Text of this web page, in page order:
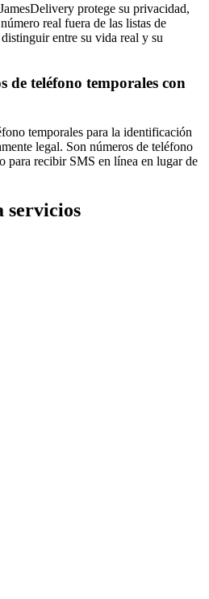
protege su privacidad,
real fuera de las listas de
entre su vida real y su
de teléfono temporales con
temporales para la identificación
legal. Son números de teléfono
para recibir SMS en línea en lugar de
servicios